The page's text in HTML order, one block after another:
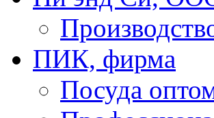
ПИК, фирма
Посуда